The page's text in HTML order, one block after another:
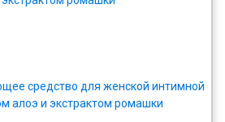
средство для женской интимной
алоэ и экстрактом ромашки